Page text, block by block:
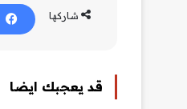
شاركها
قد يعجبك ايضا